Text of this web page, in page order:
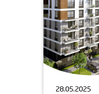
28.05.2025